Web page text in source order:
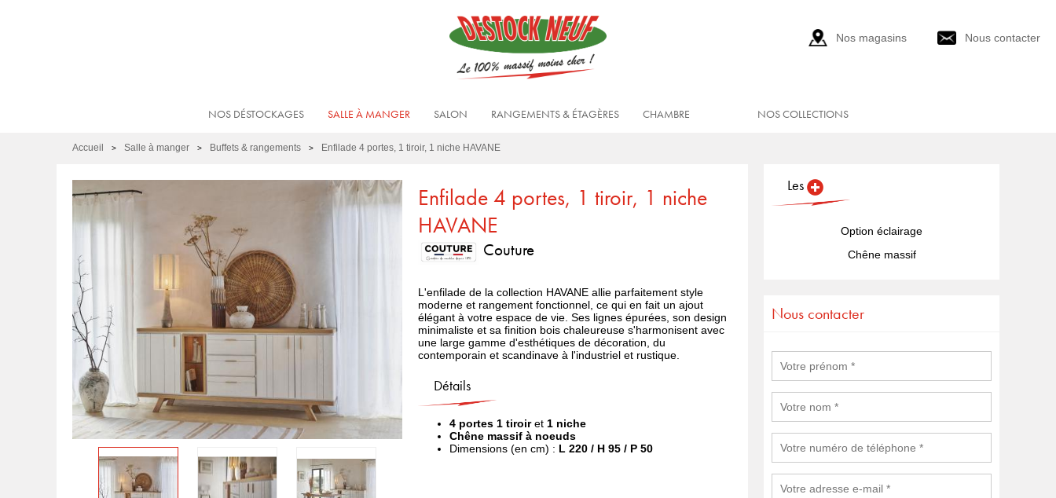
Nos magasins Nous contacter
NOS DÉSTOCKAGES SALLE À MANGER SALON RANGEMENTS & ÉTAGÈRES CHAMBRE NOS COLLECTIONS
Accueil > Salle à manger > Buffets & rangements > Enfilade 4 portes, 1 tiroir, 1 niche HAVANE
Les
Option éclairage
Chêne massif
Nous contacter
Enfilade 4 portes, 1 tiroir, 1 niche
HAVANE
Couture
L'enfilade de la collection HAVANE allie parfaitement style
moderne et rangement fonctionnel, ce qui en fait un ajout
élégant à votre espace de vie. Ses lignes épurées, son design
minimaliste et sa finition bois chaleureuse s'harmonisent avec
une large gamme d'esthétiques de décoration, du
contemporain et scandinave à l'industriel et rustique.
Détails
4 portes 1 tiroiret 1 niche
Chêne massif à noeuds
Dimensions (en cm) : L 220 / H 95 / P 50